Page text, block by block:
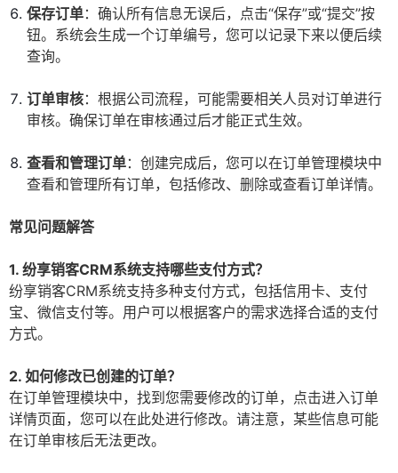
保存订单：确认所有信息无误后，点击“保存”或“提交”按
钮。系统会生成一个订单编号，您可以记录下来以便后续
查询。
订单审核：根据公司流程，可能需要相关人员对订单进行
审核。确保订单在审核通过后才能正式生效。
查看和管理订单：创建完成后，您可以在订单管理模块中
查看和管理所有订单，包括修改、删除或查看订单详情。
常见问题解答
1. 纷享销客CRM系统支持哪些支付方式？
纷享销客CRM系统支持多种支付方式，包括信用卡、支付
宝、微信支付等。用户可以根据客户的需求选择合适的支付
方式。
2. 如何修改已创建的订单？
在订单管理模块中，找到您需要修改的订单，点击进入订单
详情页面，您可以在此处进行修改。请注意，某些信息可能
在订单审核后无法更改。